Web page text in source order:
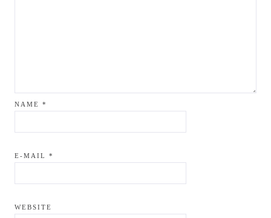
NAME *
E-MAIL *
WEBSITE